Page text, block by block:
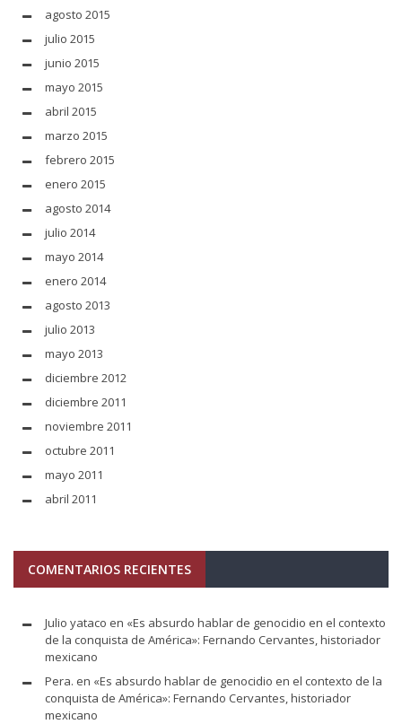
agosto 2015
julio 2015
junio 2015
mayo 2015
abril 2015
marzo 2015
febrero 2015
enero 2015
agosto 2014
julio 2014
mayo 2014
enero 2014
agosto 2013
julio 2013
mayo 2013
diciembre 2012
diciembre 2011
noviembre 2011
octubre 2011
mayo 2011
abril 2011
COMENTARIOS RECIENTES
Julio yataco en «Es absurdo hablar de genocidio en el contexto
de la conquista de América»: Fernando Cervantes, historiador
mexicano
Pera. en «Es absurdo hablar de genocidio en el contexto de la
conquista de América»: Fernando Cervantes, historiador
mexicano